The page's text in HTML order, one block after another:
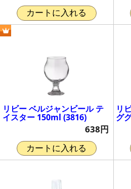
カートに入れる
リビー ベルジャンビール テ
イスター 150ml (3816)
638円
カートに入れる
リ
グ